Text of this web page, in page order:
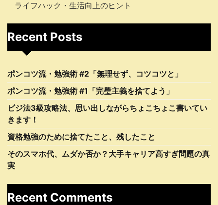
ライフハック・生活向上のヒント
Recent Posts
ポンコツ流・勉強術 #2「無理せず、コツコツと」
ポンコツ流・勉強術 #1「完璧主義を捨てよう」
ビジ法3級攻略法、思い出しながらちょこちょこ書いてい
きます！
資格勉強のために捨てたこと、残したこと
そのスマホ代、ムダか否か？大手キャリア高すぎ問題の真
実
Recent Comments